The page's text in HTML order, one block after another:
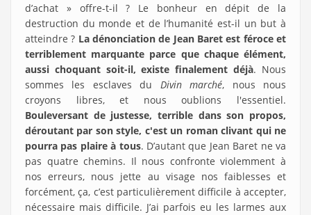
d’achat » offre-t-il ? Le bonheur en dépit de la
destruction du monde et de l’humanité est-il un but à
atteindre ? La dénonciation de Jean Baret est féroce et
terriblement marquante parce que chaque élément,
aussi choquant soit-il, existe finalement déjà. Nous
sommes les esclaves du Divin marché, nous nous
croyons libres, et nous oublions l'essentiel.
Bouleversant de justesse, terrible dans son propos,
déroutant par son style, c'est un roman clivant qui ne
pourra pas plaire à tous. D’autant que Jean Baret ne va
pas quatre chemins. Il nous confronte violemment à
nos erreurs, nous jette au visage nos faiblesses et
forcément, ça, c’est particulièrement difficile à accepter,
nécessaire mais difficile. J’ai parfois eu les larmes aux